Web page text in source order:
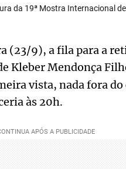
da 19ª Mostra Internacional
(23/9), a fila para a
Kleber Mendonça
vista, nada fora
às 20h.